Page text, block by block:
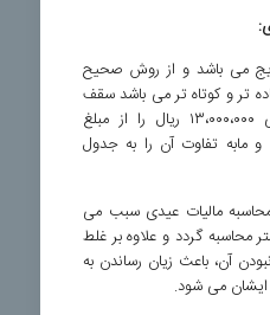
می باشد و از روش صحیح
تر و کوتاه تر می باشد سقف
معافیت مالیاتی ماهانه یعنی ۱۳،۰۰۰،۰۰۰ ریال را از مبلغ
مابه تفاوت آن را به جدول
مالیات عیدی سبب می
محاسبه گردد و علاوه بر غلط
آن، باعث زیان رساندن به
ایشان می شود.